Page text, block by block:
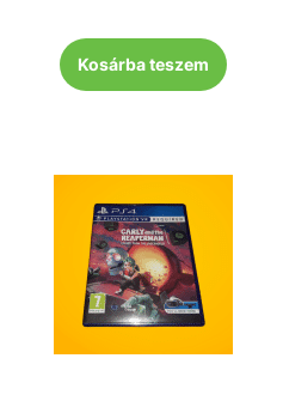
Kosárba teszem